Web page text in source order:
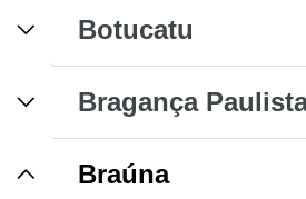
Botucatu
Bragança
Braúna